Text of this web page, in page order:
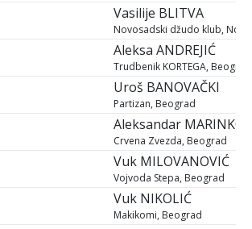
Vasilije BLITVA
Novosadski džudo klub, Novi
Aleksa ANDREJIĆ
Trudbenik KORTEGA, Beograd
Uroš BANOVAČKI
Partizan, Beograd
Aleksandar
Crvena Zvezda, Beograd
Vuk MILOVANOVIĆ
Vojvoda Stepa, Beograd
Vuk NIKOLIĆ
Makikomi, Beograd